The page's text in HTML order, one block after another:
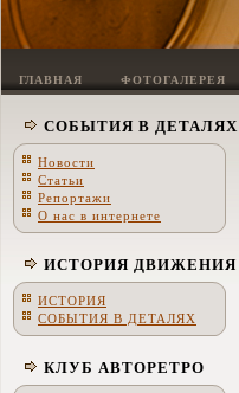
ГЛАВНАЯ ФОТОГАЛЕРЕЯ
СОБЫТИЯ В ДЕТАЛЯХ
Новости
Статьи
Репортажи
О нас в интернете
ИСТОРИЯ ДВИЖЕНИЯ
ИСТОРИЯ
СОБЫТИЯ В ДЕТАЛЯХ
КЛУБ АВТОРЕТРО